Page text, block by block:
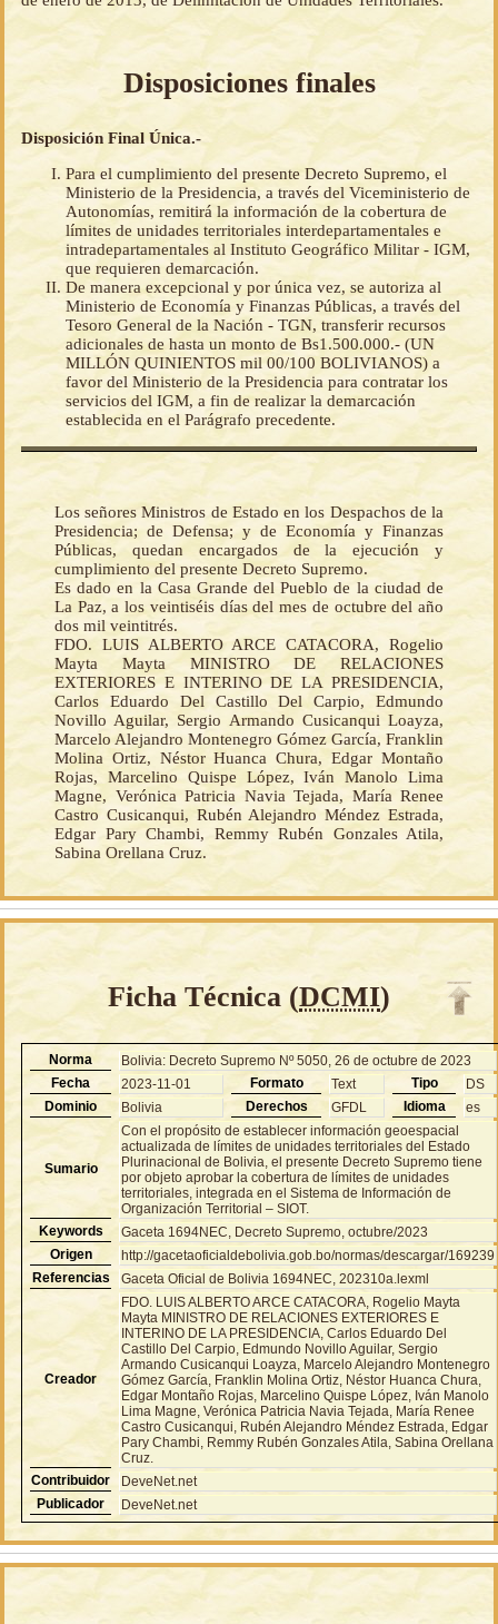
Disposiciones finales
Disposición Final Única.-
Para el cumplimiento del presente Decreto Supremo, el
Ministerio de la Presidencia, a través del Viceministerio de
Autonomías, remitirá la información de la cobertura de
límites de unidades territoriales interdepartamentales e
intradepartamentales al Instituto Geográfico Militar - IGM,
que requieren demarcación.
De manera excepcional y por única vez, se autoriza al
Ministerio de Economía y Finanzas Públicas, a través del
Tesoro General de la Nación - TGN, transferir recursos
adicionales de hasta un monto de Bs1.500.000.- (UN
MILLÓN QUINIENTOS mil 00/100 BOLIVIANOS) a
favor del Ministerio de la Presidencia para contratar los
servicios del IGM, a fin de realizar la demarcación
establecida en el Parágrafo precedente.
Los señores Ministros de Estado en los Despachos de la
Presidencia; de Defensa; y de Economía y Finanzas
Públicas, quedan encargados de la ejecución y
cumplimiento del presente Decreto Supremo.
Es dado en la Casa Grande del Pueblo de la ciudad de
La Paz, a los veintiséis días del mes de octubre del año
dos mil veintitrés.
FDO. LUIS ALBERTO ARCE CATACORA, Rogelio
Mayta Mayta MINISTRO DE RELACIONES
EXTERIORES E INTERINO DE LA PRESIDENCIA,
Carlos Eduardo Del Castillo Del Carpio, Edmundo
Novillo Aguilar, Sergio Armando Cusicanqui Loayza,
Marcelo Alejandro Montenegro Gómez García, Franklin
Molina Ortiz, Néstor Huanca Chura, Edgar Montaño
Rojas, Marcelino Quispe López, Iván Manolo Lima
Magne, Verónica Patricia Navia Tejada, María Renee
Castro Cusicanqui, Rubén Alejandro Méndez Estrada,
Edgar Pary Chambi, Remmy Rubén Gonzales Atila,
Sabina Orellana Cruz.
Ficha Técnica (DCMI)
Norma
Bolivia: Decreto Supremo Nº 5050, 26 de octubre de 2023
Fecha
2023-11-01 Formato Text Tipo
DS
Dominio
Bolivia Derechos GFDL Idioma es
Sumario
Con el propósito de establecer información geoespacial
actualizada de límites de unidades territoriales del Estado
Plurinacional de Bolivia, el presente Decreto Supremo tiene
por objeto aprobar la cobertura de límites de unidades
territoriales, integrada en el Sistema de Información de
Organización Territorial – SIOT.
Keywords
Gaceta 1694NEC, Decreto Supremo, octubre/2023
Origen
http://gacetaoficialdebolivia.gob.bo/normas/descargar/169239
Referencias
Gaceta Oficial de Bolivia 1694NEC, 202310a.lexml
Creador
FDO. LUIS ALBERTO ARCE CATACORA, Rogelio Mayta
Mayta MINISTRO DE RELACIONES EXTERIORES E
INTERINO DE LA PRESIDENCIA, Carlos Eduardo Del
Castillo Del Carpio, Edmundo Novillo Aguilar, Sergio
Armando Cusicanqui Loayza, Marcelo Alejandro Montenegro
Gómez García, Franklin Molina Ortiz, Néstor Huanca Chura,
Edgar Montaño Rojas, Marcelino Quispe López, Iván Manolo
Lima Magne, Verónica Patricia Navia Tejada, María Renee
Castro Cusicanqui, Rubén Alejandro Méndez Estrada, Edgar
Pary Chambi, Remmy Rubén Gonzales Atila, Sabina Orellana
Cruz.
Contribuidor
DeveNet.net
Publicador
DeveNet.net